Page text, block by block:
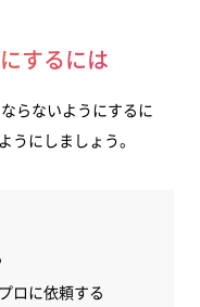
するには
らないようにするに
うにしましょう。
ロに依頼する